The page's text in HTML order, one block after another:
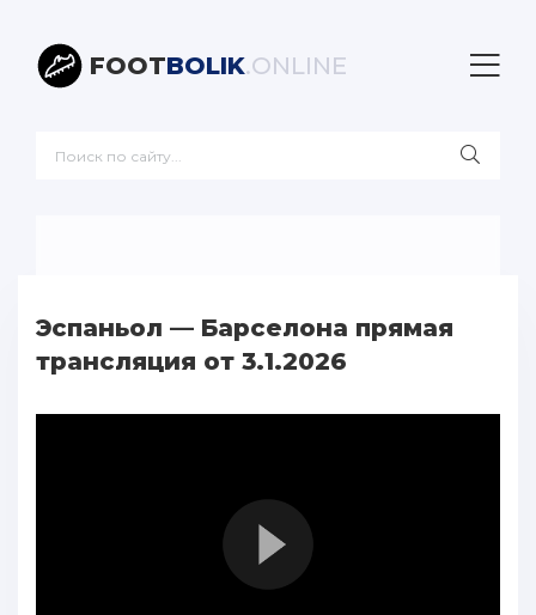
FOOTBOLIK.ONLINE
Эспаньол — Барселона прямая
трансляция от 3.1.2026